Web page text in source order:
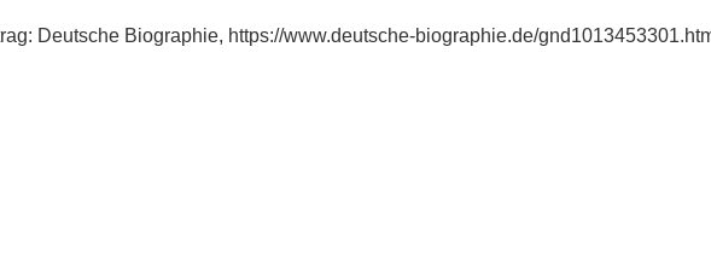
Deutsche Biographie, https://www.deutsche-biographie.de/